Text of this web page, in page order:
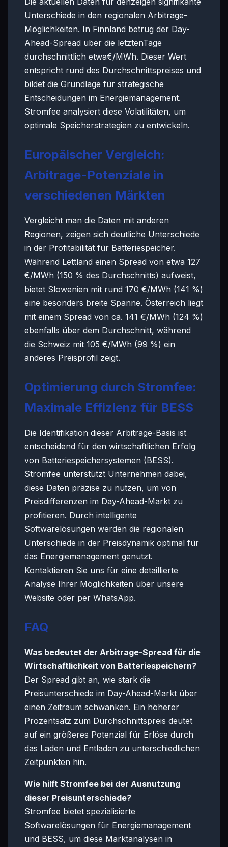
Unterschiede in den regionalen Arbitrage-
Möglichkeiten. In Finnland betrug der Day-
Ahead-Spread über die letztenTage
durchschnittlich etwa€/MWh. Dieser Wert
entspricht rund des Durchschnittspreises und
bildet die Grundlage für strategische
Entscheidungen im Energiemanagement.
Stromfee analysiert diese Volatilitäten, um
optimale Speicherstrategien zu entwickeln.
Europäischer Vergleich:
Arbitrage-Potenziale in
verschiedenen Märkten
Vergleicht man die Daten mit anderen
Regionen, zeigen sich deutliche Unterschiede
in der Profitabilität für Batteriespeicher.
Während Lettland einen Spread von etwa 127
€/MWh (150 % des Durchschnitts) aufweist,
bietet Slowenien mit rund 170 €/MWh (141 %)
eine besonders breite Spanne. Österreich liegt
mit einem Spread von ca. 141 €/MWh (124 %)
ebenfalls über dem Durchschnitt, während
die Schweiz mit 105 €/MWh (99 %) ein
anderes Preisprofil zeigt.
Optimierung durch Stromfee:
Maximale Effizienz für BESS
Die Identifikation dieser Arbitrage-Basis ist
entscheidend für den wirtschaftlichen Erfolg
von Batteriespeichersystemen (BESS).
Stromfee unterstützt Unternehmen dabei,
diese Daten präzise zu nutzen, um von
Preisdifferenzen im Day-Ahead-Markt zu
profitieren. Durch intelligente
Softwarelösungen werden die regionalen
Unterschiede in der Preisdynamik optimal für
das Energiemanagement genutzt.
Kontaktieren Sie uns für eine detaillierte
Analyse Ihrer Möglichkeiten über unsere
Website oder per WhatsApp.
FAQ
Was bedeutet der Arbitrage-Spread für die
Wirtschaftlichkeit von Batteriespeichern?
Der Spread gibt an, wie stark die
Preisunterschiede im Day-Ahead-Markt über
einen Zeitraum schwanken. Ein höherer
Prozentsatz zum Durchschnittspreis deutet
auf ein größeres Potenzial für Erlöse durch
das Laden und Entladen zu unterschiedlichen
Zeitpunkten hin.
Wie hilft Stromfee bei der Ausnutzung
dieser Preisunterschiede?
Stromfee bietet spezialisierte
Softwarelösungen für Energiemanagement
und BESS, um diese Marktanalysen in